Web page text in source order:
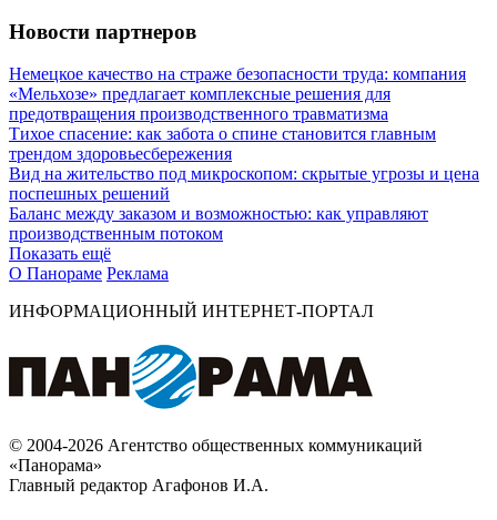
Новости партнеров
Немецкое качество на страже безопасности труда: компания
«Мельхозе» предлагает комплексные решения для
предотвращения производственного травматизма
Тихое спасение: как забота о спине становится главным
трендом здоровьесбережения
Вид на жительство под микроскопом: скрытые угрозы и цена
поспешных решений
Баланс между заказом и возможностью: как управляют
производственным потоком
Показать ещё
О Панораме Реклама
ИНФОРМАЦИОННЫЙ ИНТЕРНЕТ-ПОРТАЛ
© 2004-2026 Агентство общественных коммуникаций
«Панорама»
Главный редактор Агафонов И.А.